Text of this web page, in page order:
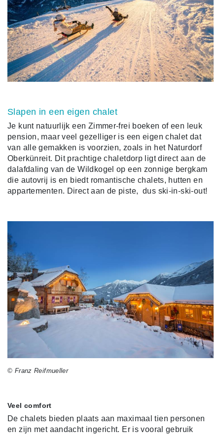
Slapen in een eigen chalet
Je kunt natuurlijk een Zimmer-frei boeken of een leuk
pension, maar veel gezelliger is een eigen chalet dat
van alle gemakken is voorzien, zoals in het Naturdorf
Oberkünreit. Dit prachtige chaletdorp ligt direct aan de
dalafdaling van de Wildkogel op een zonnige bergkam
die autovrij is en biedt romantische chalets, hutten en
appartementen. Direct aan de piste, dus ski-in-ski-out!
© Franz Reifmueller
Veel comfort
De chalets bieden plaats aan maximaal tien personen
en zijn met aandacht ingericht. Er is vooral gebruik